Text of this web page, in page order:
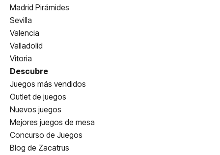
Madrid Pirámides
Sevilla
Valencia
Valladolid
Vitoria
Descubre
Juegos más vendidos
Outlet de juegos
Nuevos juegos
Mejores juegos de mesa
Concurso de Juegos
Blog de Zacatrus